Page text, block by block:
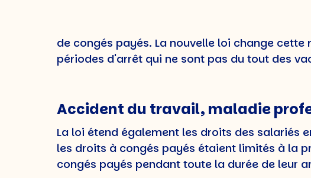
de congés payés. La nouvelle loi change
périodes d'arrêt qui ne sont pas du tout des
Accident du travail, maladie
La loi étend également les droits des salariés
les droits à congés payés étaient limités à la
congés payés pendant toute la durée de leur